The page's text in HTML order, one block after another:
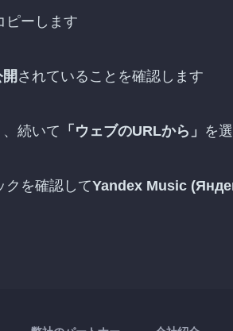
ピーします
されていることを確認します
、続いて 「ウェブのURLから」 を
クを確認してYandex Music